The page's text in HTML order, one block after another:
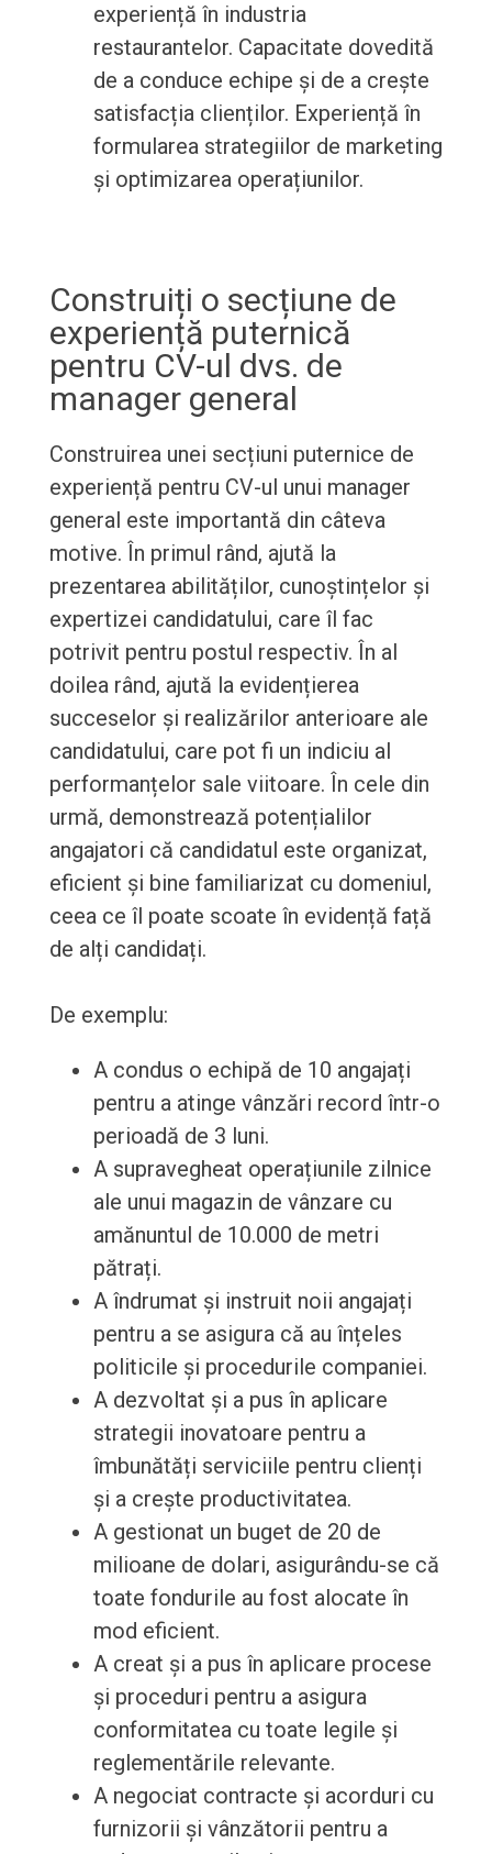
experiență în industria
restaurantelor. Capacitate dovedită
de a conduce echipe și de a crește
satisfacția clienților. Experiență în
formularea strategiilor de marketing
și optimizarea operațiunilor.
Construiți o secțiune de
experiență puternică
pentru CV-ul dvs. de
manager general
Construirea unei secțiuni puternice de
experiență pentru CV-ul unui manager
general este importantă din câteva
motive. În primul rând, ajută la
prezentarea abilităților, cunoștințelor și
expertizei candidatului, care îl fac
potrivit pentru postul respectiv. În al
doilea rând, ajută la evidențierea
succeselor și realizărilor anterioare ale
candidatului, care pot fi un indiciu al
performanțelor sale viitoare. În cele din
urmă, demonstrează potențialilor
angajatori că candidatul este organizat,
eficient și bine familiarizat cu domeniul,
ceea ce îl poate scoate în evidență față
de alți candidați.
De exemplu:
A condus o echipă de 10 angajați
pentru a atinge vânzări record într-o
perioadă de 3 luni.
A supravegheat operațiunile zilnice
ale unui magazin de vânzare cu
amănuntul de 10.000 de metri
pătrați.
A îndrumat și instruit noii angajați
pentru a se asigura că au înțeles
politicile și procedurile companiei.
A dezvoltat și a pus în aplicare
strategii inovatoare pentru a
îmbunătăți serviciile pentru clienți
și a crește productivitatea.
A gestionat un buget de 20 de
milioane de dolari, asigurându-se că
toate fondurile au fost alocate în
mod eficient.
A creat și a pus în aplicare procese
și proceduri pentru a asigura
conformitatea cu toate legile și
reglementările relevante.
A negociat contracte și acorduri cu
furnizorii și vânzătorii pentru a